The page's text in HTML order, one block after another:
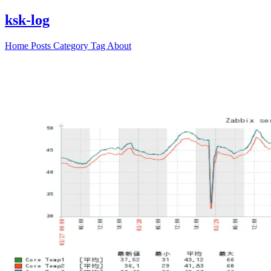
ksk-log
Home Posts Category Tag About